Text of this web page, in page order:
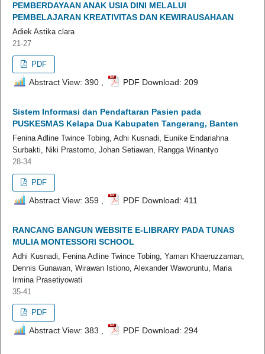
PEMBERDAYAAN ANAK USIA DINI MELALUI
PEMBELAJARAN KREATIVITAS DAN KEWIRAUSAHAAN
Adiek Astika clara
21-27
PDF
Abstract View: 390 , PDF Download: 209
Sistem Informasi dan Pendaftaran Pasien pada
PUSKESMAS Kelapa Dua Kabupaten Tangerang, Banten
Fenina Adline Twince Tobing, Adhi Kusnadi, Eunike Endariahna
Surbakti, Niki Prastomo, Johan Setiawan, Rangga Winantyo
28-34
PDF
Abstract View: 359 , PDF Download: 411
RANCANG BANGUN WEBSITE E-LIBRARY PADA TUNAS
MULIA MONTESSORI SCHOOL
Adhi Kusnadi, Fenina Adline Twince Tobing, Yaman Khaeruzzaman,
Dennis Gunawan, Wirawan Istiono, Alexander Waworuntu, Maria
Irmina Prasetiyowati
35-41
PDF
Abstract View: 383 , PDF Download: 294